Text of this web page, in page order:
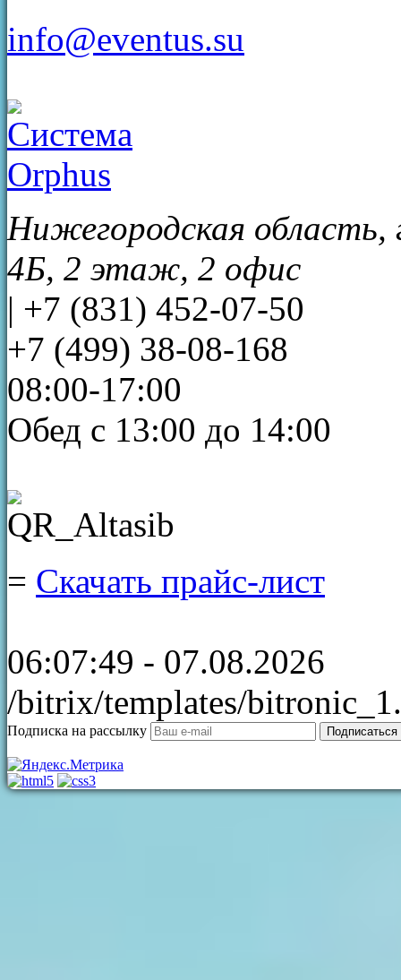
info@eventus.su
Нижегородская область,
4Б, 2 этаж, 2 офис
| +7 (831) 452-07-50
+7 (499) 38-08-168
08:00-17:00
Обед с 13:00 до 14:00
= Скачать прайс-лист
06:07:49 - 07.08.2026
/bitrix/templates/
Подписка на рассылку Подписаться